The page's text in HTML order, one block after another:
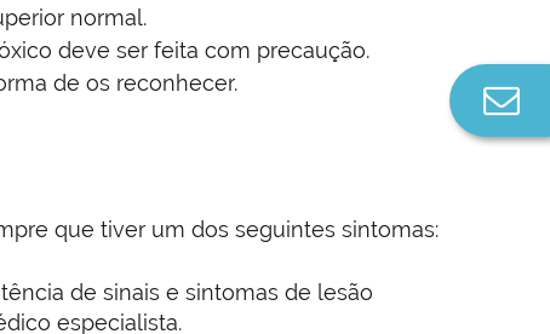
normal.
deve ser feita com precaução.
de os reconhecer.
que tiver um dos seguintes sintomas:
de sinais e sintomas de lesão
especialista.